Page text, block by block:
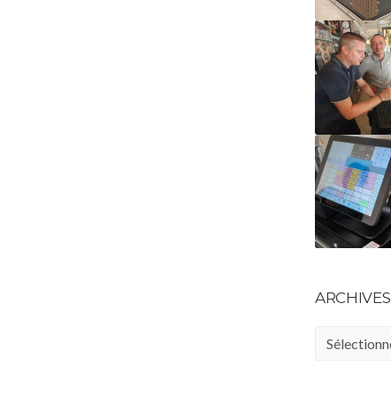
ARCHIVES
Archives